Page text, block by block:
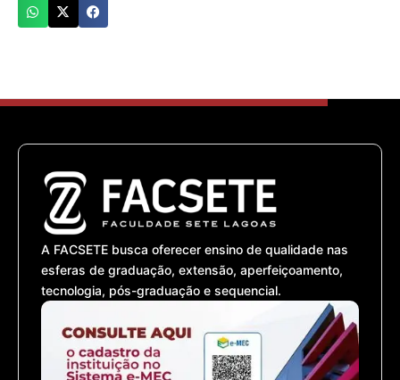
A FACSETE busca oferecer ensino de qualidade nas
esferas de graduação, extensão, aperfeiçoamento,
tecnologia, pós-graduação e sequencial.